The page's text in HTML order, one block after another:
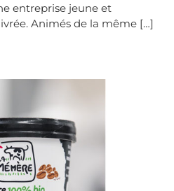
entreprise jeune et
Animés de la même […]